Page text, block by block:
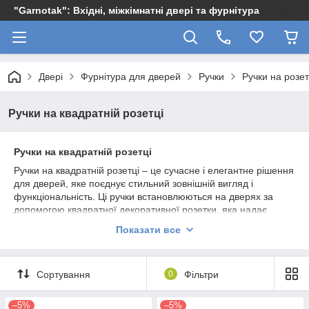
"Garnotak": Вхідні, міжкімнатні двері та фурнітура
Двері Фурнітура для дверей Ручки Ручки на
Ручки на квадратній розетці
Ручки на квадратній розетці
Ручки на квадратній розетці – це сучасне і елегантне рішення
для дверей, яке поєднує стильний зовнішній вигляд і
функціональність. Ці ручки встановлюються на дверях за
допомогою квадратної декоративної розетки, яка надає
на квадратній розетці включають:
Основні переваги ручок на квадратній розетці:
Сучасний і стильний дизайн
Квадратна розетка надає ручкам сучасний і
лаконічний вигляд, який відмінно вписується в
Показати все
Сортування 0 Фільтри
–5% –5%